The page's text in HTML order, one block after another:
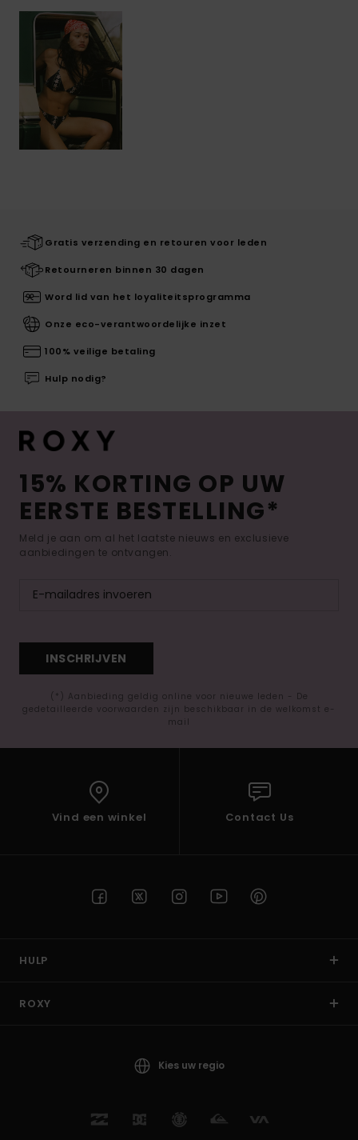
Gratis verzending en retouren voor leden
Retourneren binnen 30 dagen
Word lid van het loyaliteitsprogramma
Onze eco-verantwoordelijke inzet
100% veilige betaling
Hulp nodig?
15% KORTING OP UW
EERSTE BESTELLING*
Meld je aan om al het laatste nieuws en exclusieve
aanbiedingen te ontvangen.
INSCHRIJVEN
(*) Aanbieding geldig online voor nieuwe leden - De
gedetailleerde voorwaarden zijn beschikbaar in de welkomst e-
mail
Vind een winkel Contact Us
HULP
ROXY
Kies uw regio